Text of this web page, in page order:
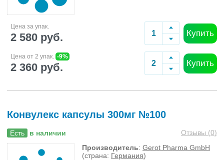
Цена за упак.
2 580 руб. Купить
Цена от 2 упак. -9%
2 360 руб. Купить
Конвулекс капсулы 300мг №100
Есть в наличии Отзывы (0)
Производитель: Gerot Pharma GmbH
(страна: Германия)